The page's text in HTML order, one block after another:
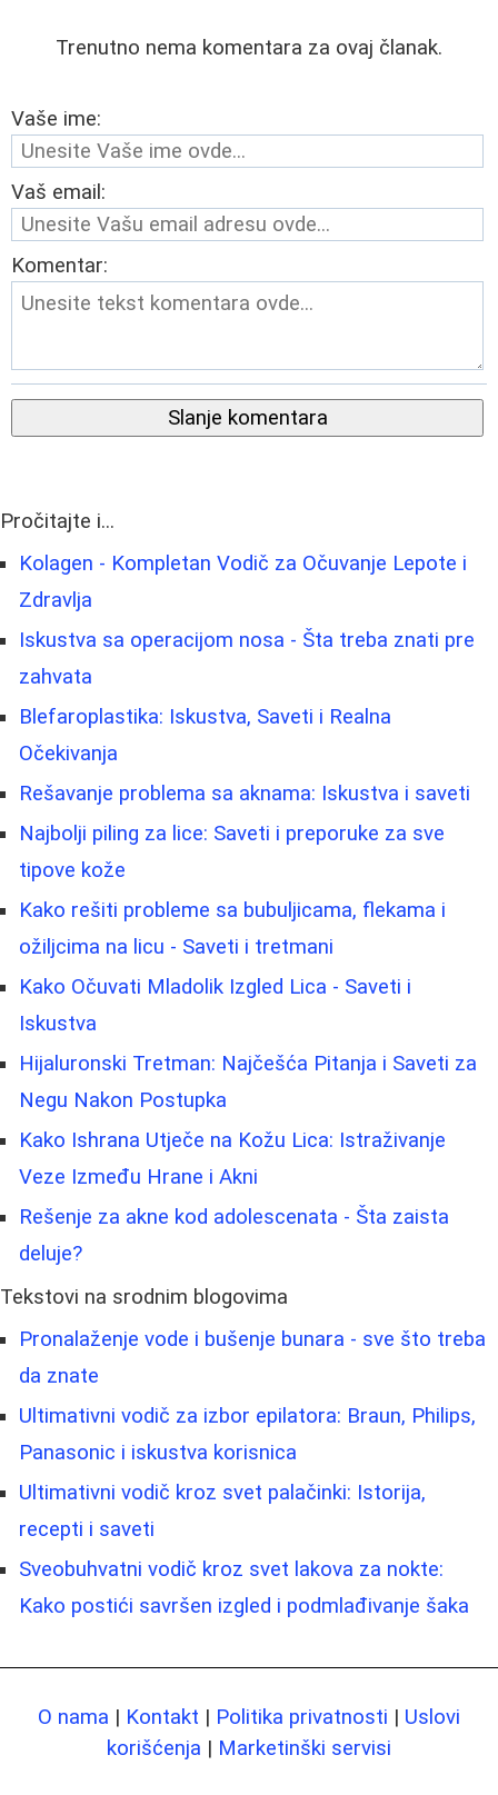
Trenutno nema komentara za ovaj članak.
Vaše ime:
Vaš email:
Komentar:
Slanje komentara
Pročitajte i...
Kolagen - Kompletan Vodič za Očuvanje Lepote i
Zdravlja
Iskustva sa operacijom nosa - Šta treba znati pre
zahvata
Blefaroplastika: Iskustva, Saveti i Realna
Očekivanja
Rešavanje problema sa aknama: Iskustva i saveti
Najbolji piling za lice: Saveti i preporuke za sve
tipove kože
Kako rešiti probleme sa bubuljicama, flekama i
ožiljcima na licu - Saveti i tretmani
Kako Očuvati Mladolik Izgled Lica - Saveti i
Iskustva
Hijaluronski Tretman: Najčešća Pitanja i Saveti za
Negu Nakon Postupka
Kako Ishrana Utječe na Kožu Lica: Istraživanje
Veze Između Hrane i Akni
Rešenje za akne kod adolescenata - Šta zaista
deluje?
Tekstovi na srodnim blogovima
Pronalaženje vode i bušenje bunara - sve što treba
da znate
Ultimativni vodič za izbor epilatora: Braun, Philips,
Panasonic i iskustva korisnica
Ultimativni vodič kroz svet palačinki: Istorija,
recepti i saveti
Sveobuhvatni vodič kroz svet lakova za nokte:
Kako postići savršen izgled i podmlađivanje šaka
O nama | Kontakt | Politika privatnosti | Uslovi
korišćenja | Marketinški servisi